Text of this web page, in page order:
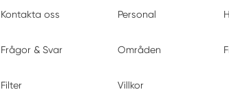
Kontakta oss Personal
Frågor & Svar Områden
Filter Villkor